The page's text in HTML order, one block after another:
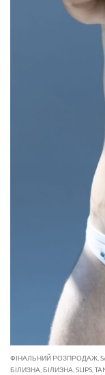
ФІНАЛЬНИЙ РОЗПРОДАЖ
БІЛИЗНА БІЛИЗНА SLIPS ,